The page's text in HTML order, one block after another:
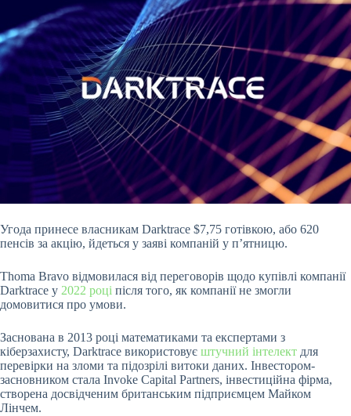
Угода принесе власникам Darktrace $7,75 готівкою, або 620
пенсів за акцію, йдеться у заяві компаній у п’ятницю.
Thoma Bravo відмовилася від переговорів щодо купівлі компанії
Darktrace у 2022 році після того, як компанії не змогли
домовитися про умови.
Заснована в 2013 році математиками та експертами з
кіберзахисту, Darktrace використовує штучний інтелект для
перевірки на зломи та підозрілі витоки даних. Інвестором-
засновником стала Invoke Capital Partners, інвестиційна фірма,
створена досвідченим британським підприємцем Майком
Лінчем.